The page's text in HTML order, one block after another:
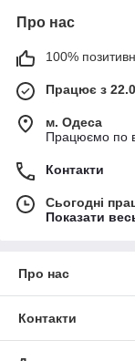
Про нас
100%
Працює з
м. Одеса
Працюємо по
Контакти
Сьогодні
Показати
Про нас
Контакти